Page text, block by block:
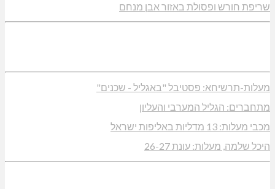
שריפת חורש ופסולת באזור אבן מנחם
מעלות-תרשיחא: פסטיבל "באגליל - שכנים"
מתחברים: הגליל המערבי והעליון
מכבי מעלות: 13 מדליות באליפות ישראל
היכל שלמה, מעלות: עונת 26-27